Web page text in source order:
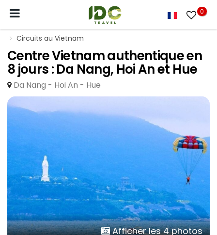
0
Circuits au Vietnam
Centre Vietnam authentique en
8 jours : Da Nang, Hoi An et Hue
Da Nang - Hoi An - Hue
Afficher les 4 photos